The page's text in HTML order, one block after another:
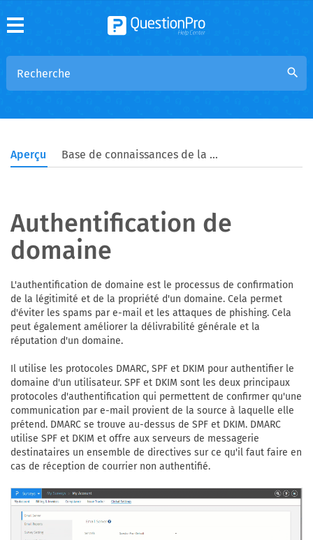
search
Aperçu Base de connaissances de la communauté
Authentification de
domaine
L'authentification de domaine est le processus de confirmation
de la légitimité et de la propriété d'un domaine. Cela permet
d'éviter les spams par e-mail et les attaques de phishing. Cela
peut également améliorer la délivrabilité générale et la
réputation d'un domaine.
Il utilise les protocoles DMARC, SPF et DKIM pour authentifier le
domaine d'un utilisateur. SPF et DKIM sont les deux principaux
protocoles d'authentification qui permettent de confirmer qu'une
communication par e-mail provient de la source à laquelle elle
prétend. DMARC se trouve au-dessus de SPF et DKIM. DMARC
utilise SPF et DKIM et offre aux serveurs de messagerie
destinataires un ensemble de directives sur ce qu'il faut faire en
cas de réception de courrier non authentifié.